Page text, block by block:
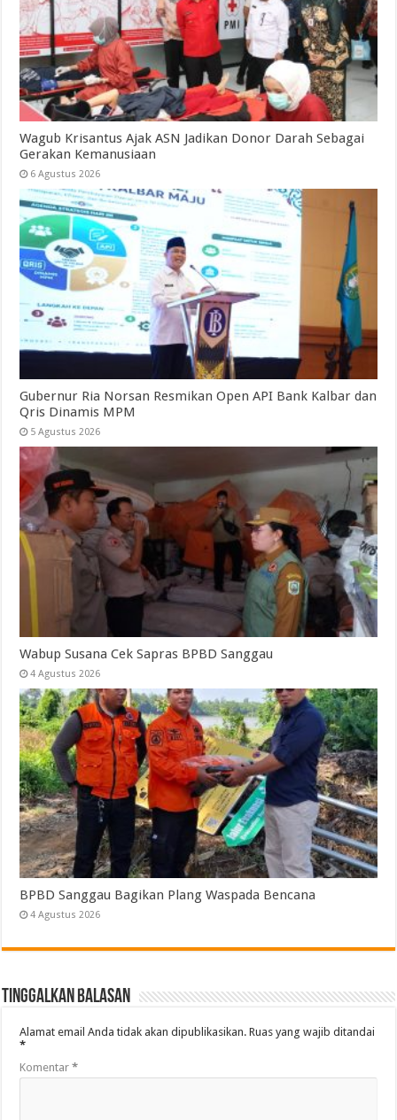
Wagub Krisantus Ajak ASN Jadikan Donor Darah Sebagai
Gerakan Kemanusiaan
6 Agustus 2026
Gubernur Ria Norsan Resmikan Open API Bank Kalbar dan
Qris Dinamis MPM
5 Agustus 2026
Wabup Susana Cek Sapras BPBD Sanggau
4 Agustus 2026
BPBD Sanggau Bagikan Plang Waspada Bencana
4 Agustus 2026
Tinggalkan Balasan
Alamat email Anda tidak akan dipublikasikan. Ruas yang wajib ditandai
*
Komentar*